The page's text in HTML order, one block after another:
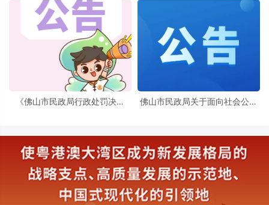
《佛山市民政局行政处罚决定
佛山市民政局关于面向社会公开